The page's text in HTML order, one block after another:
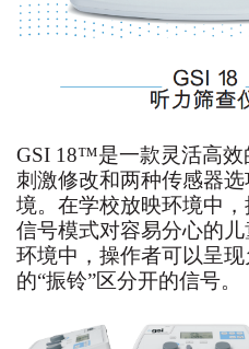
GSI 18™是一款灵活高
刺激修改和两种传感器选
境。 在学校放映环境中 ，
信号模式对容易分心的
环境中 ， 操作者可以呈
的“振铃”区分开的信号。